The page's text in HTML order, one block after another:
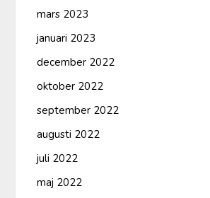
mars 2023
januari 2023
december 2022
oktober 2022
september 2022
augusti 2022
juli 2022
maj 2022